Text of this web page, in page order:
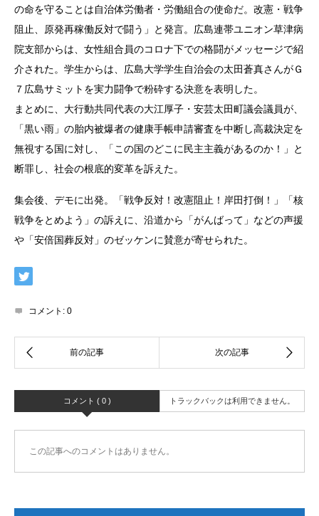
の命を守ることは自治体労働者・労働組合の使命だ。改憲・戦争
阻止、原発再稼働反対で闘う」と発言。広島連帯ユニオン草津病
院支部からは、女性組合員のコロナ下での格闘がメッセージで紹
介された。 学生からは、広島大学学生自治会の太田蒼真さんがＧ
７広島サミットを実力闘争で粉砕する決意を表明した。
まとめに、大行動共同代表の大江厚子・安芸太田町議会議員が、
「黒い雨」の胎内被爆者の健康手帳申請審査を中断し高裁決定を
無視する国に対し、「この国のどこに民主主義があるのか！」と
断罪し、社会の根底的変革を訴えた。
集会後、デモに出発。「戦争反対！改憲阻止！岸田打倒！」「核
戦争をとめよう」の訴えに、沿道から「がんばって」などの声援
や「安倍国葬反対」のゼッケンに賛意が寄せられた。
コメント: 0
コメント ( 0 ) トラックバックは利用できません。
この記事へのコメントはありません。